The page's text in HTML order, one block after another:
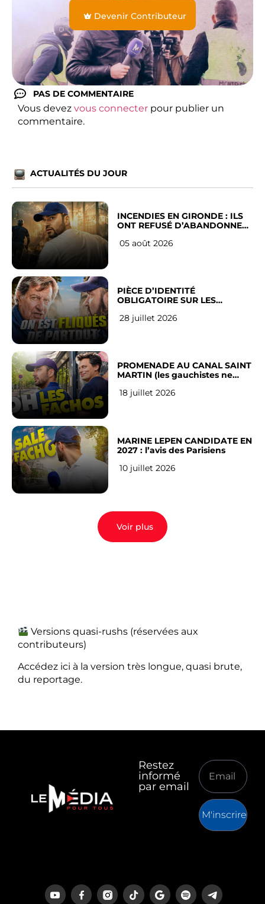
Devenir Contributeur
PAS DE COMMENTAIRE
Vous devez vous connecter pour publier un
commentaire.
ACTUALITÉS DU JOUR
INCENDIES EN GIRONDE : ILS
ONT REFUSÉ D’ABANDONNER
05 août 2026
PIÈCE D’IDENTITÉ
OBLIGATOIRE SUR LES
Français
28 juillet 2026
PROMENADE AU CANAL SAINT
MARTIN (les gauchistes ne
18 juillet 2026
MARINE LEPEN CANDIDATE EN
2027 : l’avis des Parisiens
10 juillet 2026
Voir plus
Versions quasi-rushs (réservées aux
contributeurs)
Accédez ici à la version très longue, quasi brute,
du reportage.
Restez
informé
par email
M'inscrire